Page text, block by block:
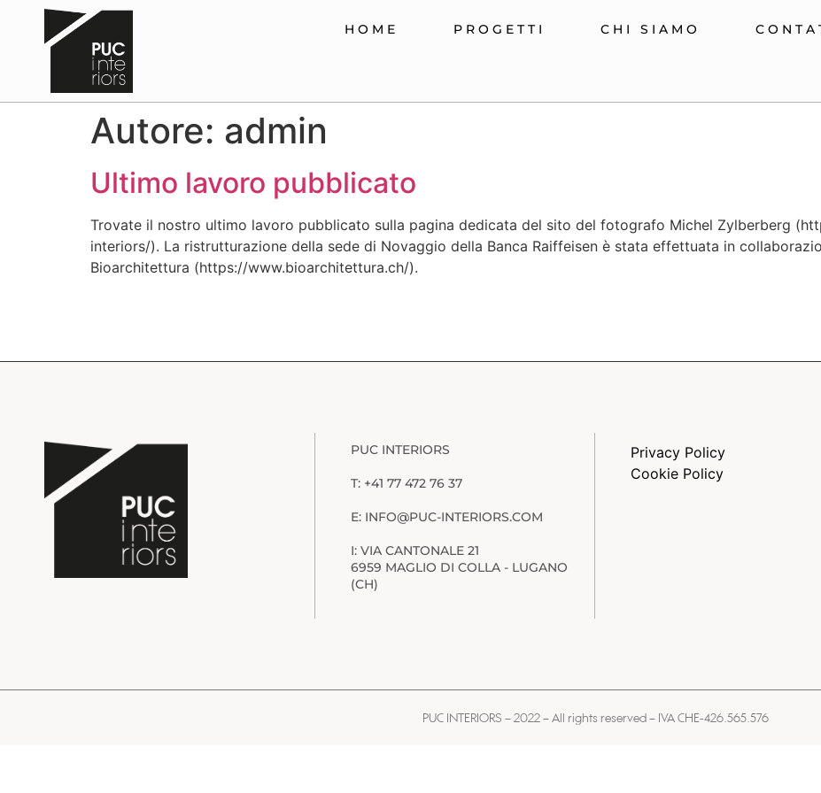
HOME PROGETTI CHI SIAMO
Autore: admin
Ultimo lavoro pubblicato
Trovate il nostro ultimo lavoro pubblicato sulla pagina dedicata del sito del fotografo Michel Zylberberg
interiors/). La ristrutturazione della sede di Novaggio della Banca Raiffeisen è stata effettuata in
Bioarchitettura (https://www.bioarchitettura.ch/).
PUC INTERIORS
T: +41 77 472 76 37
E: INFO@PUC-INTERIORS.COM
I: VIA CANTONALE 21
6959 MAGLIO DI COLLA - LUGANO
(CH)
Privacy Policy
Cookie Policy
PUC INTERIORS – 2022 – All rights reserved – IVA CHE-426.565.576
Made by Meraki WebDesign